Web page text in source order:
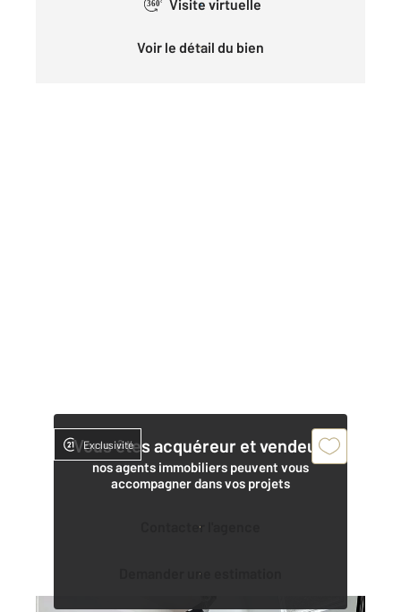
360° Visite virtuelle
Voir le détail du bien
Vous êtes acquéreur et vendeur,
nos agents immobiliers peuvent vous
accompagner dans vos projets
Contacter l'agence
Demander une estimation
Exclusivité